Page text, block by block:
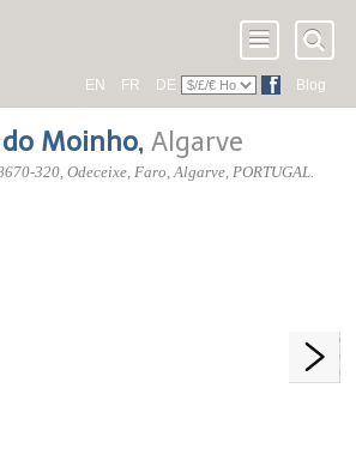
EN FR DE Blog
do Moinho,Algarve
320, Odeceixe,Faro,Algarve,PORTUGAL.